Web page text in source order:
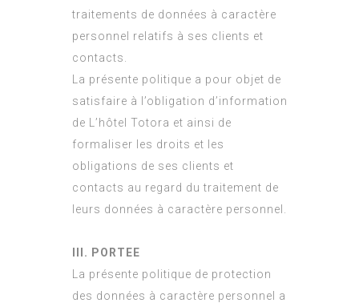
traitements de données à caractère
personnel relatifs à ses clients et
contacts.
La présente politique a pour objet de
satisfaire à l’obligation d’information
de L’hôtel Totora et ainsi de
formaliser les droits et les
obligations de ses clients et
contacts au regard du traitement de
leurs données à caractère personnel.
III. PORTEE
La présente politique de protection
des données à caractère personnel a